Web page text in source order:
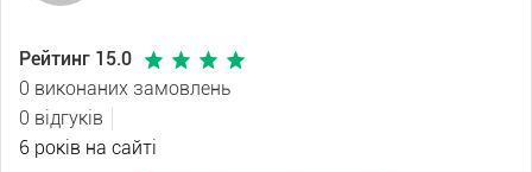
Рейтинг 15.0
0 виконаних замовлень
0 відгуків
6 років на сайті